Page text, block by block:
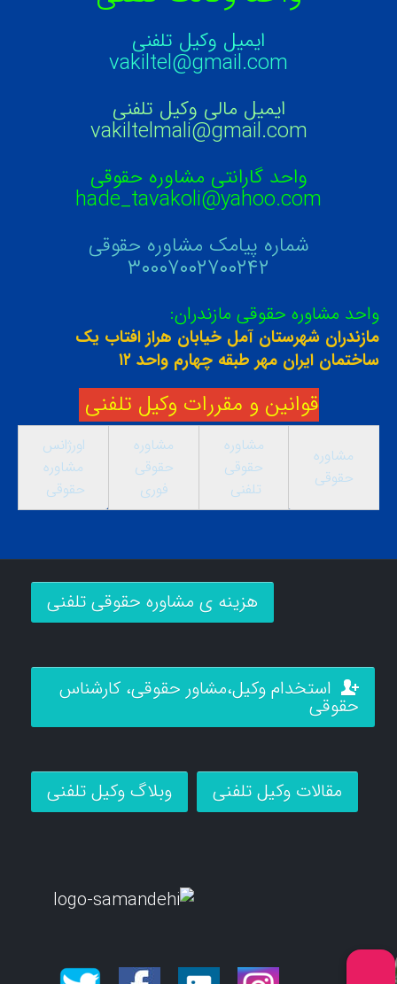
ایمیل وکیل تلفنی
vakiltel@gmail.com
ایمیل مالی وکیل تلفنی
vakiltelmali@gmail.com
واحد گارانتی مشاوره حقوقی
hade_tavakoli@yahoo.com
شماره پیامک مشاوره حقوقی
۳۰۰۰۷۰۰۲۷۰۰۲۴۲
واحد مشاوره حقوقی مازندران:
مازندران شهرستان آمل خیابان هراز افتاب یک
ساختمان ایران مهر طبقه چهارم واحد ۱۲
قوانین و مقررات وکیل تلفنی
مشاوره
حقوقی
مشاوره
حقوقی
تلفنی
مشاوره
حقوقی
فوری
اورژانس
مشاوره
حقوقی
هزینه ی مشاوره حقوقی تلفنی
استخدام وکیل،مشاور حقوقی، کارشناس
حقوقی
وبلاگ وکیل تلفنی مقالات وکیل تلفنی